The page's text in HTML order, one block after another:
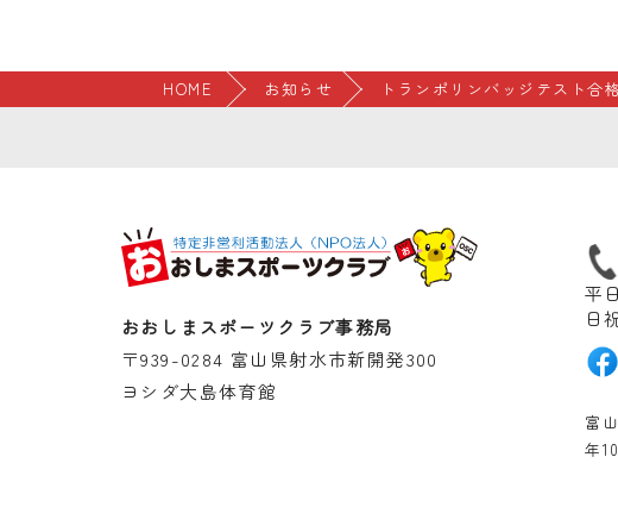
HOME お知らせ トランポリンバッジテスト合
おおしまスポーツクラブ事務局
〒939-0284 富山県射水市新開発300
ヨシダ大島体育館
平
日
富
年